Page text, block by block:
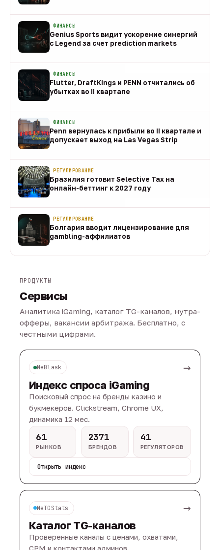
ФИНАНСЫ
Genius Sports видит ускорение синергий
с Legend за счет prediction markets
ФИНАНСЫ
Flutter, DraftKings и PENN отчитались об
убытках во II квартале
ФИНАНСЫ
Penn вернулась к прибыли во II квартале и
допускает выход на Las Vegas Strip
РЕГУЛИРОВАНИЕ
Бразилия готовит Selective Tax на
онлайн-беттинг к 2027 году
РЕГУЛИРОВАНИЕ
Болгария вводит лицензирование для
gambling-аффилиатов
ПРОДУКТЫ
Сервисы
Аналитика iGaming, каталог TG-каналов, нутра-
офферы, вакансии арбитража. Бесплатно, с
честными цифрами.
NeBlask →
Индекс спроса iGaming
Поисковый спрос на бренды казино и
букмекеров. Clickstream, Chrome UX,
динамика 12 мес.
61
РЫНКОВ
2371
БРЕНДОВ
41
РЕГУЛЯТОРОВ
Открыть индекс
NeTGStats →
Каталог TG-каналов
Проверенные каналы с ценами, охватами,
CPM и контактами админов.